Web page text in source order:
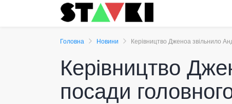
Головна Новини Керівництво Дженоа звільнило
Керівництво
посади